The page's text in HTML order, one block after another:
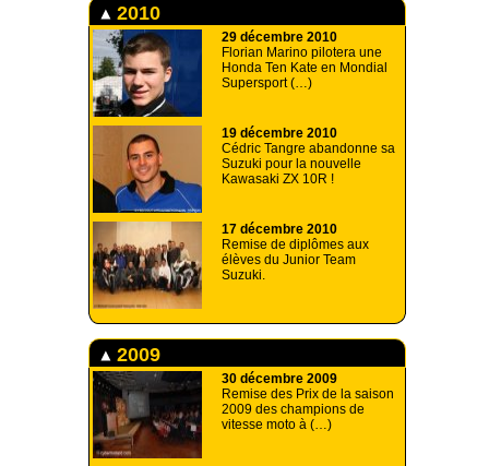
2010
29 décembre 2010
Florian Marino pilotera une
Honda Ten Kate en Mondial
Supersport (…)
19 décembre 2010
Cédric Tangre abandonne sa
Suzuki pour la nouvelle
Kawasaki ZX 10R !
17 décembre 2010
Remise de diplômes aux
élèves du Junior Team
Suzuki.
2009
30 décembre 2009
Remise des Prix de la saison
2009 des champions de
vitesse moto à (…)